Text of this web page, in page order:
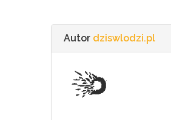
Autor dziswlodzi.pl